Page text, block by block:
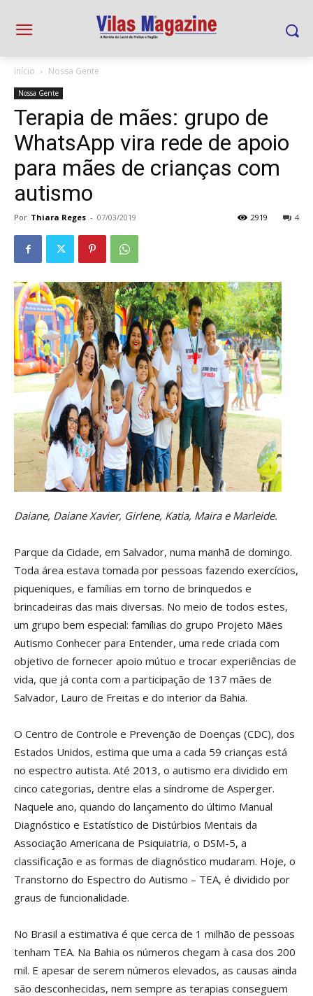
Início Nossa Gente
Nossa Gente
Terapia de mães: grupo de
WhatsApp vira rede de apoio
para mães de crianças com
autismo
Por Thiara Reges - 07/03/2019 4
2919
Daiane, Daiane Xavier, Girlene, Katia, Maira e Marleide.
Parque da Cidade, em Salvador, numa manhã de domingo.
Toda área estava tomada por pessoas fazendo exercícios,
piqueniques, e famílias em torno de brinquedos e
brincadeiras das mais diversas. No meio de todos estes,
um grupo bem especial: famílias do grupo Projeto Mães
Autismo Conhecer para Entender, uma rede criada com
objetivo de fornecer apoio mútuo e trocar experiências de
vida, que já conta com a participação de 137 mães de
Salvador, Lauro de Freitas e do interior da Bahia.
O Centro de Controle e Prevenção de Doenças (CDC), dos
Estados Unidos, estima que uma a cada 59 crianças está
no espectro autista. Até 2013, o autismo era dividido em
cinco categorias, dentre elas a síndrome de Asperger.
Naquele ano, quando do lançamento do último Manual
Diagnóstico e Estatístico de Distúrbios Mentais da
Associação Americana de Psiquiatria, o DSM-5, a
classificação e as formas de diagnóstico mudaram. Hoje, o
Transtorno do Espectro do Autismo – TEA, é dividido por
graus de funcionalidade.
No Brasil a estimativa é que cerca de 1 milhão de pessoas
tenham TEA. Na Bahia os números chegam à casa dos 200
mil. E apesar de serem números elevados, as causas ainda
são desconhecidas, nem sempre as terapias conseguem